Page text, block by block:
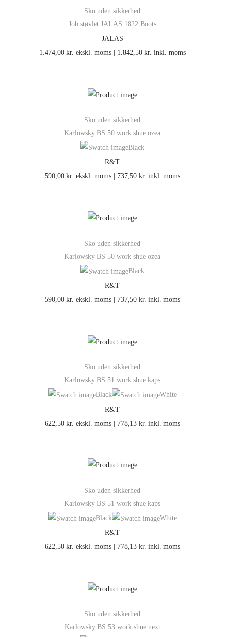
Sko uden sikkerhed
Job støvlet JALAS 1822 Boots
JALAS
1.474,00 kr. ekskl. moms | 1.842,50 kr. inkl. moms
Sko uden sikkerhed
Karlowsky BS 50 work shue ozea
Black
R&T
590,00 kr. ekskl. moms | 737,50 kr. inkl. moms
Sko uden sikkerhed
Karlowsky BS 50 work shue ozea
Black
R&T
590,00 kr. ekskl. moms | 737,50 kr. inkl. moms
Sko uden sikkerhed
Karlowsky BS 51 work shue kaps
Black
White
R&T
622,50 kr. ekskl. moms | 778,13 kr. inkl. moms
Sko uden sikkerhed
Karlowsky BS 51 work shue kaps
Black
White
R&T
622,50 kr. ekskl. moms | 778,13 kr. inkl. moms
Sko uden sikkerhed
Karlowsky BS 53 work shue next